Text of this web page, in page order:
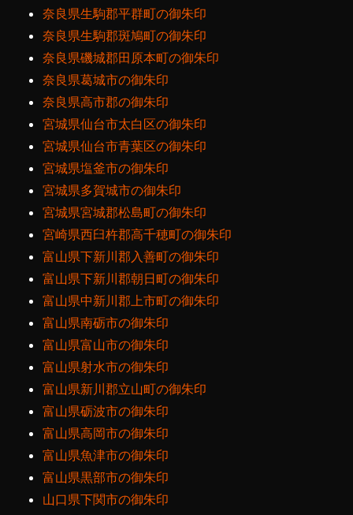
奈良県生駒郡平群町の御朱印
奈良県生駒郡斑鳩町の御朱印
奈良県磯城郡田原本町の御朱印
奈良県葛城市の御朱印
奈良県高市郡の御朱印
宮城県仙台市太白区の御朱印
宮城県仙台市青葉区の御朱印
宮城県塩釜市の御朱印
宮城県多賀城市の御朱印
宮城県宮城郡松島町の御朱印
宮崎県西臼杵郡高千穂町の御朱印
富山県下新川郡入善町の御朱印
富山県下新川郡朝日町の御朱印
富山県中新川郡上市町の御朱印
富山県南砺市の御朱印
富山県富山市の御朱印
富山県射水市の御朱印
富山県新川郡立山町の御朱印
富山県砺波市の御朱印
富山県高岡市の御朱印
富山県魚津市の御朱印
富山県黒部市の御朱印
山口県下関市の御朱印